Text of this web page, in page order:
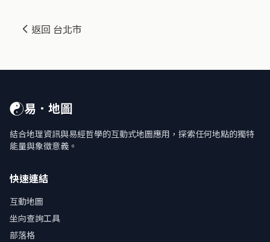
返回 台北市
☯易．地圖
結合地理資訊與易經哲學的互動式地圖應用，探索任何地點的獨特
能量與象徵意義。
快速連結
互動地圖
坐向查詢工具
部落格